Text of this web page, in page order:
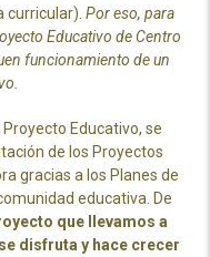
Por eso, para
Educativo de Centro
funcionamiento de un
Educativo, se
de los Proyectos
gracias a los Planes de
educativa. De
que llevamos a
disfruta y hace crecer